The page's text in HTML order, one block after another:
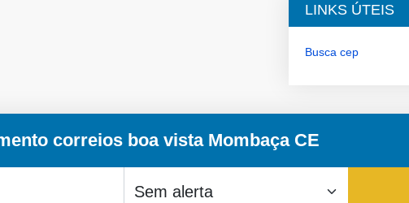
LINKS ÚTEIS
Busca cep
correios boa vista Mombaça CE